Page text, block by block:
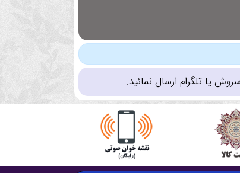
یا تلگرام ارسال نمائید.